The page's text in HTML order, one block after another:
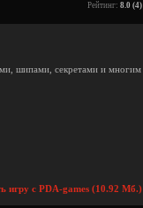
Рейтинг: 8.0 (4)
шипами, секретами и многим
игру с PDA-games (10.92 Мб.)